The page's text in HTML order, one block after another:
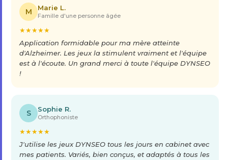
M Marie L.
Famille d'une personne âgée
★★★★★
Application formidable pour ma mère atteinte
d'Alzheimer. Les jeux la stimulent vraiment et l'équipe
est à l'écoute. Un grand merci à toute l'équipe DYNSEO
!
S Sophie R.
Orthophoniste
★★★★★
J'utilise les jeux DYNSEO tous les jours en cabinet avec
mes patients. Variés, bien conçus, et adaptés à tous les